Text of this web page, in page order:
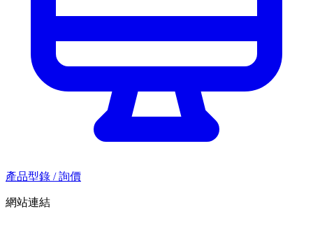
產品型錄 / 詢價
網站連結